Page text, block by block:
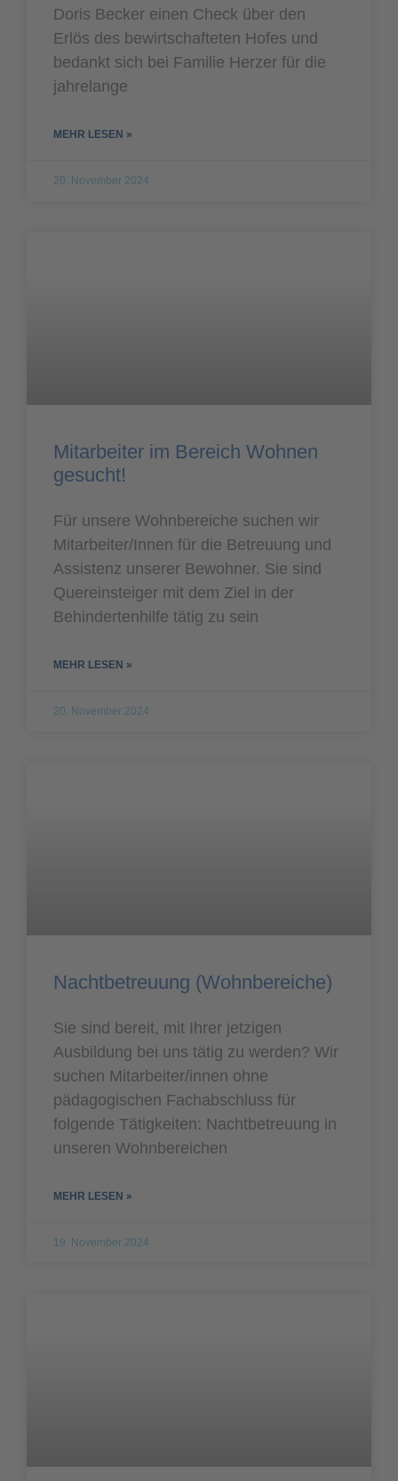
Doris Becker einen Check über den
Erlös des bewirtschafteten Hofes und
bedankt sich bei Familie Herzer für die
jahrelange
MEHR LESEN »
20. November 2024
Mitarbeiter im Bereich Wohnen
gesucht!
Für unsere Wohnbereiche suchen wir
Mitarbeiter/Innen für die Betreuung und
Assistenz unserer Bewohner. Sie sind
Quereinsteiger mit dem Ziel in der
Behindertenhilfe tätig zu sein
MEHR LESEN »
20. November 2024
Nachtbetreuung (Wohnbereiche)
Sie sind bereit, mit Ihrer jetzigen
Ausbildung bei uns tätig zu werden? Wir
suchen Mitarbeiter/innen ohne
pädagogischen Fachabschluss für
folgende Tätigkeiten: Nachtbetreuung in
unseren Wohnbereichen
MEHR LESEN »
19. November 2024